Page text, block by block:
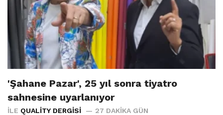
'Şahane Pazar', 25 yıl sonra tiyatro
sahnesine uyarlanıyor
İLE QUALITY DERGISI 27 DAKIKA GÜN